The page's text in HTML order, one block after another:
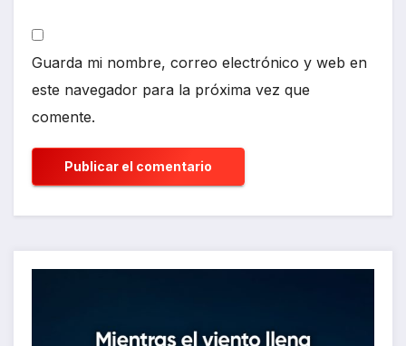
Guarda mi nombre, correo electrónico y web en
este navegador para la próxima vez que
comente.